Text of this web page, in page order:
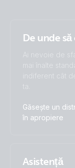
De unde
Ai nevoie de
mai înalte
indiferent cât
ta.
Găsește un
în apropiere
Asistență